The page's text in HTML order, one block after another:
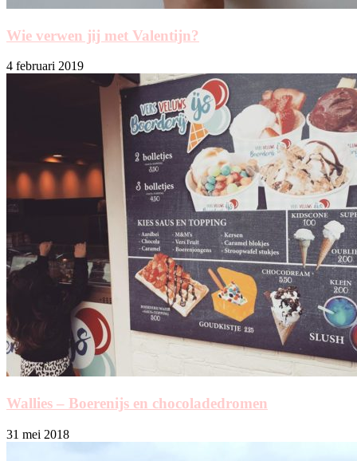
Wie verwen jij met Valentijn?
4 februari 2019
Wallies – Boerenijs en chocoladedromen
31 mei 2018